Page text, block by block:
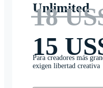
Unlimited
18
15
Para creadores más
exigen libertad creativa